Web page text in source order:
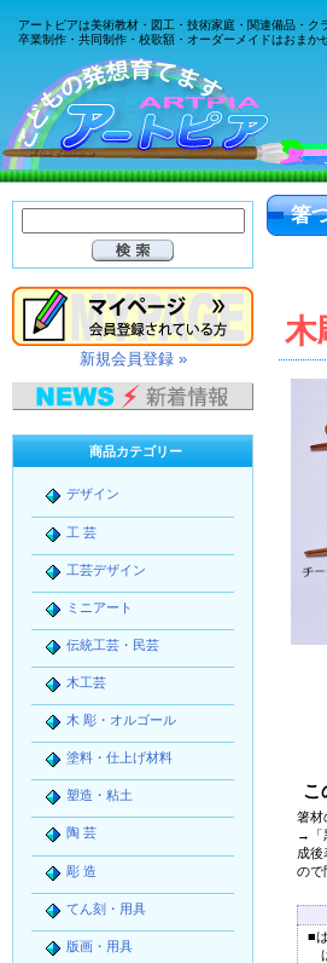
アートピアは美術教材・図工・技術家庭・関連備品・ク
卒業制作・共同制作・校歌額・オーダーメイドはおまか
箸
こ
箸材
→「
成後
ので
■
新規会員登録 »
商品カテゴリー
デザイン
工 芸
工芸デザイン
ミニアート
伝統工芸・民芸
木工芸
木 彫・オルゴール
塗料・仕上げ材料
塑造・粘土
陶 芸
彫 造
てん刻・用具
版画・用具